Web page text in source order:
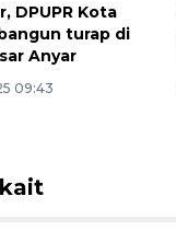
DPUPR Kota
turap di
Anyar
09:43